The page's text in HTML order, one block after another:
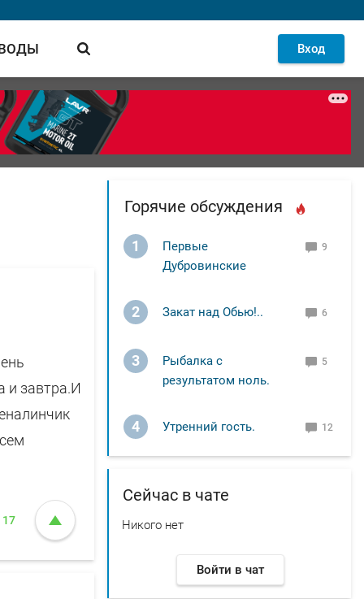
Вход
и завтра.И
17
Горячие обсуждения
1
Первые
Дубровинские
9
2 Закат над Обью!.. 6
3
Рыбалка с
результатом ноль.
5
4 Утренний гость. 12
Сейчас в чате
Никого нет
Войти в чат